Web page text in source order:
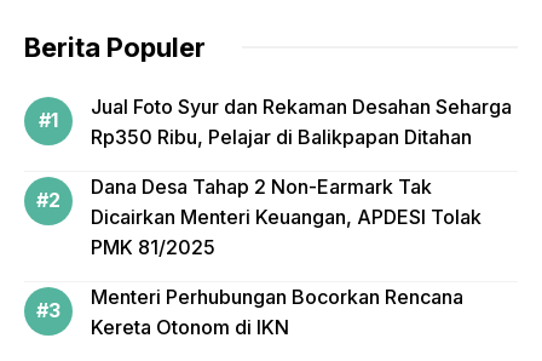
Berita Populer
Jual Foto Syur dan Rekaman Desahan Seharga
Rp350 Ribu, Pelajar di Balikpapan Ditahan
Dana Desa Tahap 2 Non-Earmark Tak
Dicairkan Menteri Keuangan, APDESI Tolak
PMK 81/2025
Menteri Perhubungan Bocorkan Rencana
Kereta Otonom di IKN